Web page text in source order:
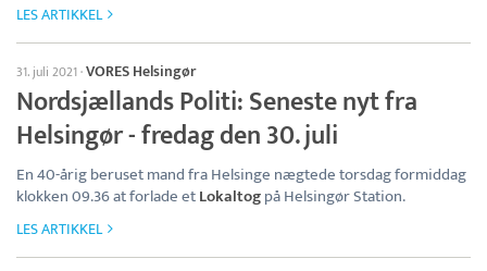
LES ARTIKKEL
31. juli 2021·VORES Helsingør
Nordsjællands Politi: Seneste nyt fra
Helsingør - fredag den 30. juli
En 40-årig beruset mand fra Helsinge nægtede torsdag formiddag
klokken 09.36 at forlade etLokaltogpå Helsingør Station.
LES ARTIKKEL